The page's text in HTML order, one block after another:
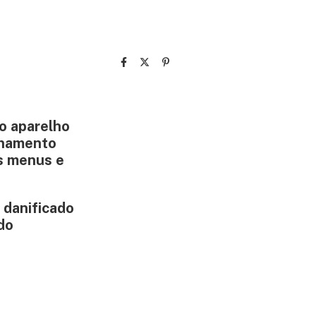
aparelho
menus e
danificado